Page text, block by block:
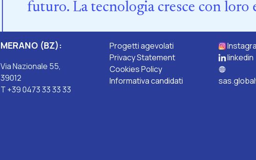
futuro. La tecnologia cresce con loro
MERANO (BZ):
Via Nazionale 55,
39012
T +39 0473 33 33 33
Progetti agevolati
Privacy Statement
Cookies Policy
Informativa candidati
linkedin